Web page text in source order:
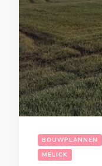
BOUWPLANNEN
MELICK